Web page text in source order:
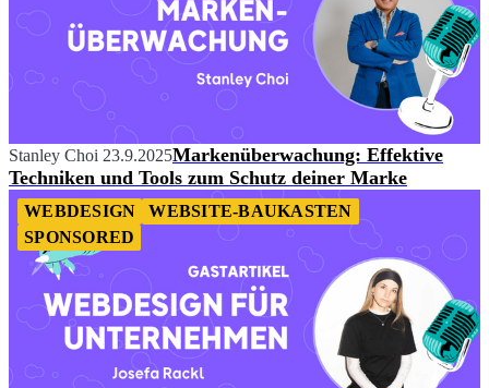
Stanley Choi 23.9.2025Markenüberwachung: Effektive
Techniken und Tools zum Schutz deiner Marke
WEBDESIGN
WEBSITE-BAUKASTEN
SPONSORED